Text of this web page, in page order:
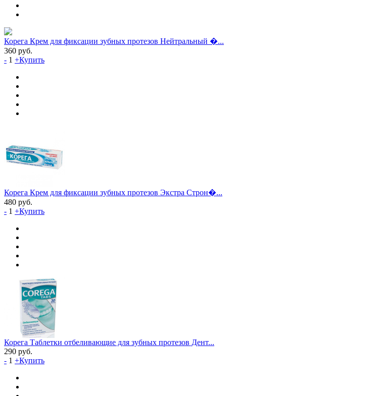
Корега Крем для фиксации зубных протезов Нейтральный �...
360 руб.
- 1 +Купить
Корега Крем для фиксации зубных протезов Экстра Строн�...
480 руб.
- 1 +Купить
Корега Таблетки отбеливающие для зубных протезов Дент...
290 руб.
- 1 +Купить